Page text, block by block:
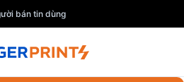
bán tin dùng